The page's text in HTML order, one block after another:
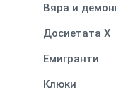
Вяра и
Досиетата Х
Емигранти
Клюки